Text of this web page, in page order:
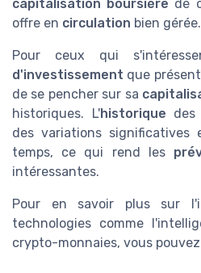
capitalisation boursière de
offre en circulation bien gérée.
Pour ceux qui
d'investissement que
de se pencher sur sa
historiques. L'historique des
des variations significatives
temps, ce qui rend les
intéressantes.
Pour en savoir plus sur
technologies comme
crypto-monnaies, vous